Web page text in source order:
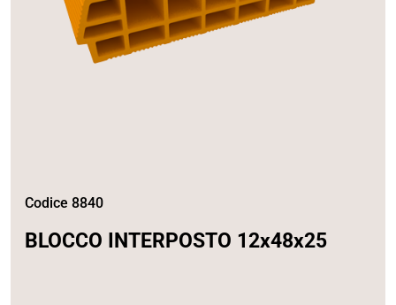
Codice 8840
BLOCCO INTERPOSTO 12x48x25